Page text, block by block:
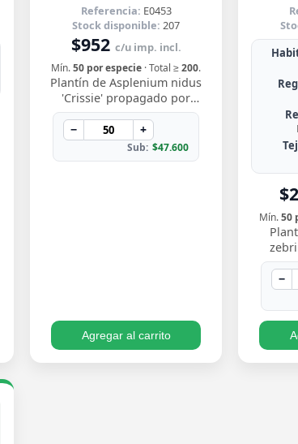
Referencia: E0453
Stock disponible: 207
$952 c/u imp. incl.
Mín.50 por especie · Total ≥200.
Plantín de Asplenium nidus
'Crissie' propagado por
esqueje enraizado, con
frondas de bordes ondulados
y festoneados que…
− +
Sub: $47.600
Agregar al carrito
Mín.50
−